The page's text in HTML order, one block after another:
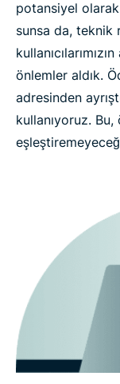
potansiyel
sunsa da, teknik
önlemler aldık.
adresinden
kullanıyoruz.